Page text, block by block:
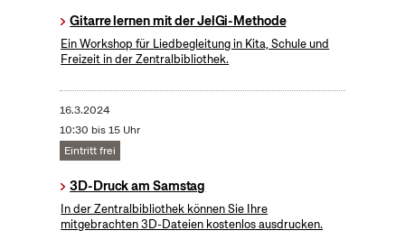
Gitarre lernen mit der JelGi-Methode
Ein Workshop für Liedbegleitung in Kita, Schule und
Freizeit in der Zentralbibliothek.
16.3.2024
10:30 bis 15 Uhr
Eintritt frei
3D-Druck am Samstag
In der Zentralbibliothek können Sie Ihre
mitgebrachten 3D-Dateien kostenlos ausdrucken.